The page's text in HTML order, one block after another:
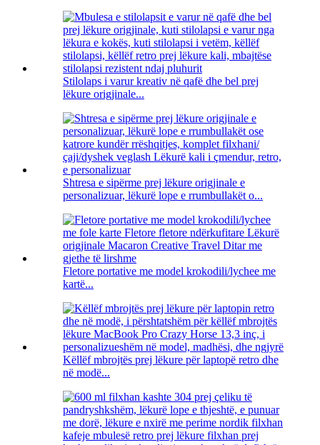
Stilolaps i varur kreativ në qafë dhe bel prej
lëkure origjinale...
Shtresa e sipërme prej lëkure origjinale e
personalizuar, lëkurë lope e rrumbullakët o...
Fletore portative me model krokodili/lychee me
kartë...
Këllëf mbrojtës prej lëkure për laptopë retro dhe
në modë...